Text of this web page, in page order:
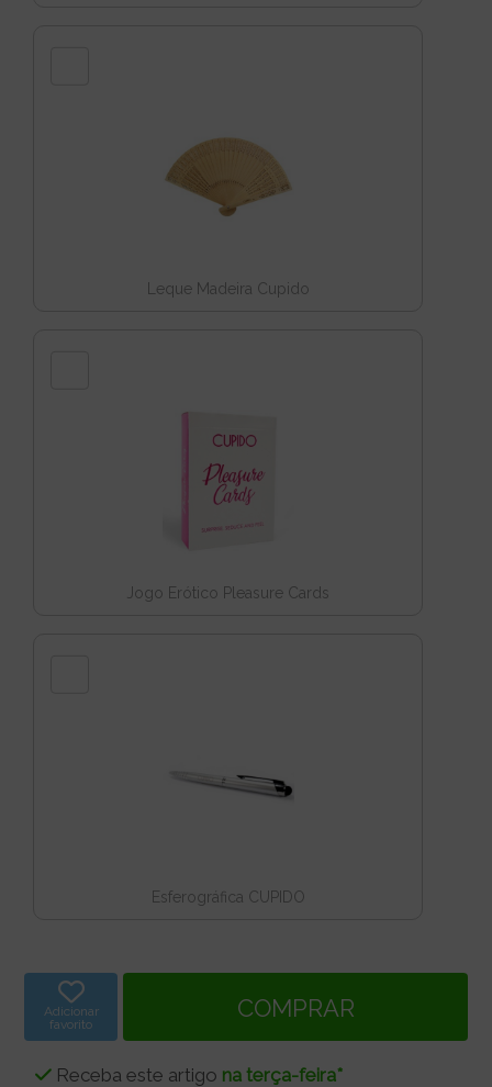
Leque Madeira Cupido
Jogo Erótico Pleasure Cards
Esferográfica CUPIDO
Adicionar
favorito
Receba este artigo na terça-feira*